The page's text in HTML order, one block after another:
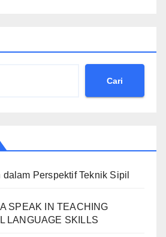
Cari
Perspektif Teknik Sipil
SPEAK IN TEACHING
LANGUAGE SKILLS